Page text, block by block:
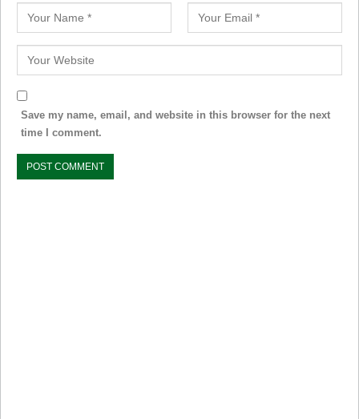
Save my name, email, and website in this browser for the next
time I comment.